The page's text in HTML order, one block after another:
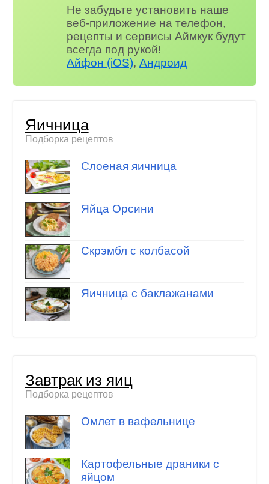
Не забудьте установить наше
веб-приложение на телефон,
рецепты и сервисы Аймкук будут
всегда под рукой!
Айфон (iOS),Андроид
Яичница
Подборка рецептов
Слоеная яичница
Яйца Орсини
Скрэмбл с колбасой
Яичница с баклажанами
Завтрак из яиц
Подборка рецептов
Омлет в вафельнице
Картофельные драники с
яйцом